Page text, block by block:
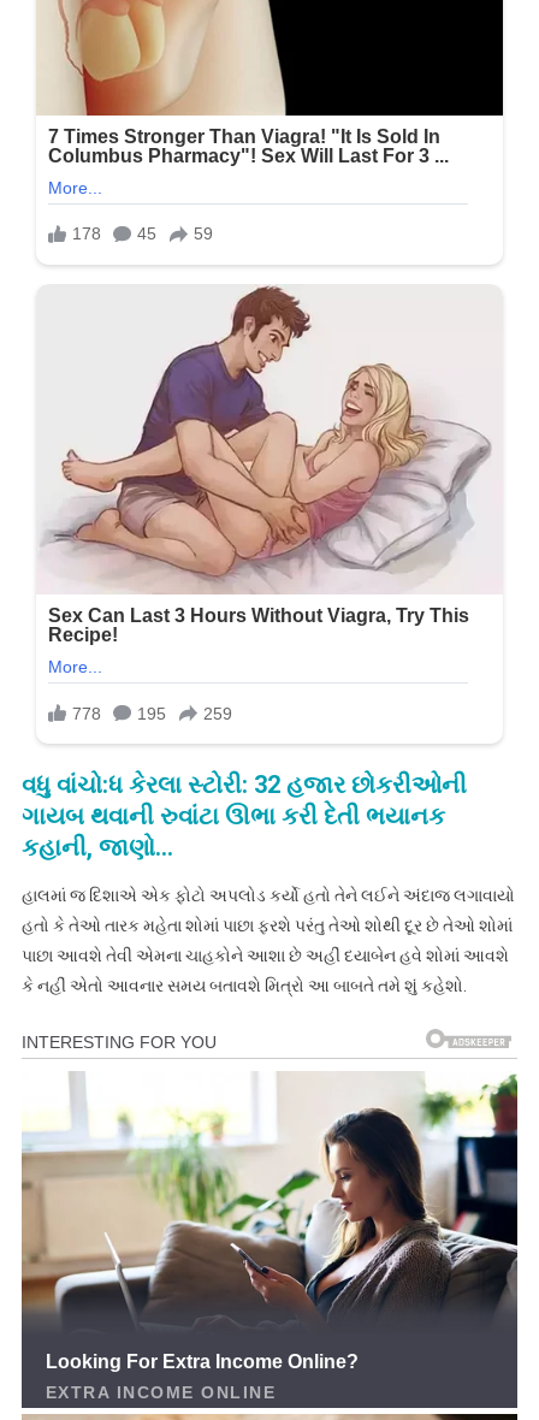
વધુ વાંચો:ધ કેરલા સ્ટોરી: 32 હજાર છોકરીઓની
ગાયબ થવાની રુવાંટા ઊભા કરી દેતી ભયાનક
કહાની, જાણો…
હાલમાં જ દિશાએ એક ફોટો અપલોડ કર્યો હતો તેને લઈને અંદાજ લગાવાયો
હતો કે તેઓ તારક મહેતા શોમાં પાછા ફરશે પરંતુ તેઓ શોથી દૂર છે તેઓ શોમાં
પાછા આવશે તેવી એમના ચાહકોને આશા છે અહીં દયાબેન હવે શોમાં આવશે
કે નહીં એતો આવનાર સમય બતાવશે મિત્રો આ બાબતે તમે શું કહેશો.